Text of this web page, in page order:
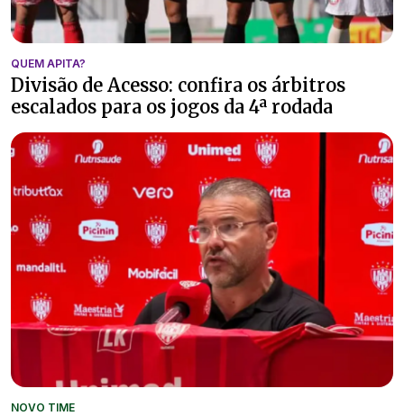
QUEM APITA?
Divisão de Acesso: confira os árbitros
escalados para os jogos da 4ª rodada
NOVO TIME